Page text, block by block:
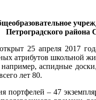
Петроградского района
25 апреля 2017
атрибутов школьной
аспидные
лет 80.
портфелей – 47